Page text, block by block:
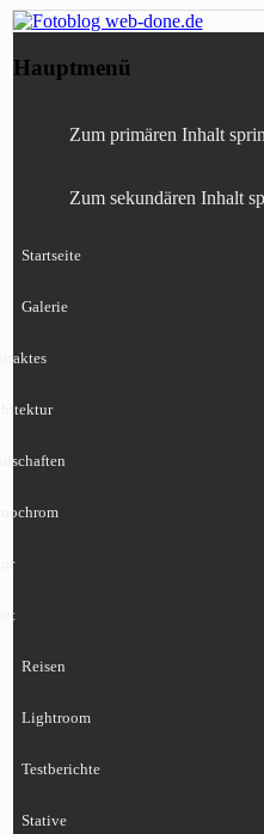
Fotoblog
Canon, Nikon,
Hauptmenü
Zum primären Inhalt
Zum sekundären Inhalt
Startseite
Galerie
Reisen
Lightroom
Testberichte
Stative